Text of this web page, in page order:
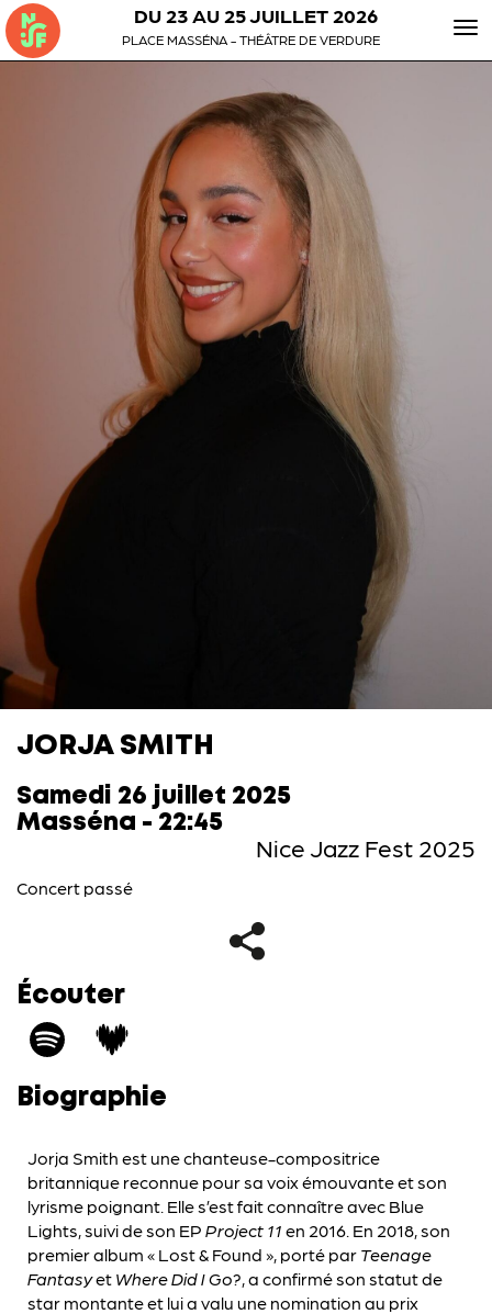
DU 23 AU 25 JUILLET 2026
PLACE MASSÉNA - THÉÂTRE DE VERDURE
JORJA SMITH
Samedi 26 juillet 2025
Masséna - 22:45
Nice Jazz Fest 2025
Concert passé
Écouter
Biographie
Jorja Smith est une chanteuse-compositrice
britannique reconnue pour sa voix émouvante et son
lyrisme poignant. Elle s’est fait connaître avec Blue
Lights, suivi de son EP Project 11 en 2016. En 2018, son
premier album « Lost & Found », porté par Teenage
Fantasyet Where Did I Go? , a confirmé son statut de
star montante et lui a valu une nomination au prix